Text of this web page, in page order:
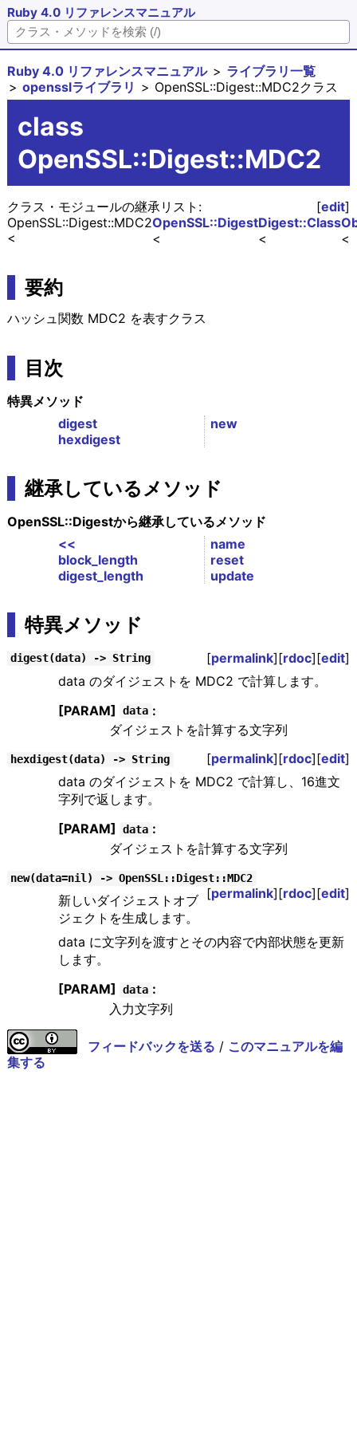
Ruby 4.0 リファレンスマニュアル
Ruby 4.0 リファレンスマニュアル
ライブラリ一覧
opensslライブラリ
OpenSSL::Digest::MDC2クラス
class
OpenSSL::Digest::MDC2
[edit]
クラス・モジュールの継承リスト:
Digest::Class
OpenSSL::Digest
OpenSSL::Digest::MDC2
要約
ハッシュ関数 MDC2 を表すクラス
目次
特異メソッド
digest
hexdigest
new
継承しているメソッド
OpenSSL::Digestから継承しているメソッド
<<
block_length
digest_length
name
reset
update
特異メソッド
digest(data) -> String [permalink][rdoc][edit]
data のダイジェストを MDC2 で計算します。
[PARAM]
data :
ダイジェストを計算する文字列
hexdigest(data) -> String [permalink][rdoc][edit]
data のダイジェストを MDC2 で計算し、16進文
字列で返します。
[PARAM]
data :
ダイジェストを計算する文字列
new(data=nil) -> OpenSSL::Digest::MDC2
[permalink][rdoc][edit]
新しいダイジェストオブ
ジェクトを生成します。
data に文字列を渡すとその内容で内部状態を更新
します。
[PARAM]
data :
入力文字列
フィードバックを送る / このマニュアルを編
集する